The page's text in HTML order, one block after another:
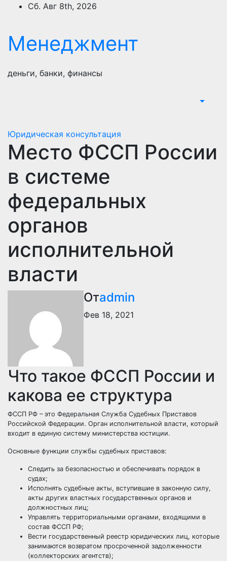
ПерейтиСб. Авг 8th, 2026
Менеджмент
деньги, банки, финансы
Юридическая консультация
Место ФССП России
в системе
федеральных
органов
исполнительной
власти
Отadmin
Фев 18, 2021
Что такое ФССП России и
какова ее структура
ФССП РФ – это Федеральная Служба Судебных Приставов
Российской Федерации. Орган исполнительной власти, который
входит в единую систему министерства юстиции.
Основные функции службы судебных приставов:
Следить за безопасностью и обеспечивать порядок в
судах;
Исполнять судебные акты, вступившие в законную силу,
акты других властных государственных органов и
должностных лиц;
Управлять территориальными органами, входящими в
состав ФССП РФ;
Вести государственный реестр юридических лиц, которые
занимаются возвратом просроченной задолженности
(коллекторских агентств);